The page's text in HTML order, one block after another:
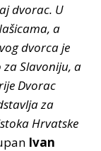
dvorac. U
a
dvorca je
Slavoniju, a
Dvorac
za
Hrvatske
Ivan